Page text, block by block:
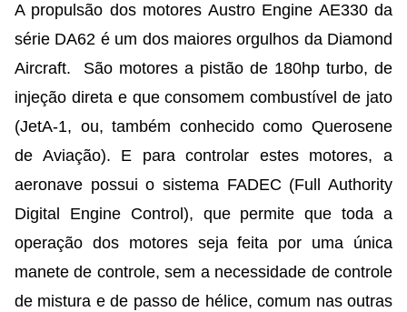
A propulsão dos motores Austro Engine AE330 da
série DA62 é um dos maiores orgulhos da Diamond
Aircraft. São motores a pistão de 180hp turbo, de
injeção direta e que consomem combustível de jato
(JetA-1, ou, também conhecido como Querosene
de Aviação). E para controlar estes motores, a
aeronave possui o sistema FADEC (Full Authority
Digital Engine Control), que permite que toda a
operação dos motores seja feita por uma única
manete de controle, sem a necessidade de controle
de mistura e de passo de hélice, comum nas outras